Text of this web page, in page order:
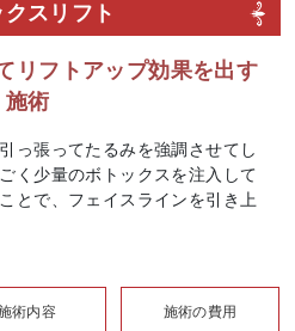
スリフト
リフトアップ効果を出す
施術
っ張ってたるみを強調させてし
く少量のボトックスを注入して
とで、フェイスラインを引き上
術内容 施術の費用